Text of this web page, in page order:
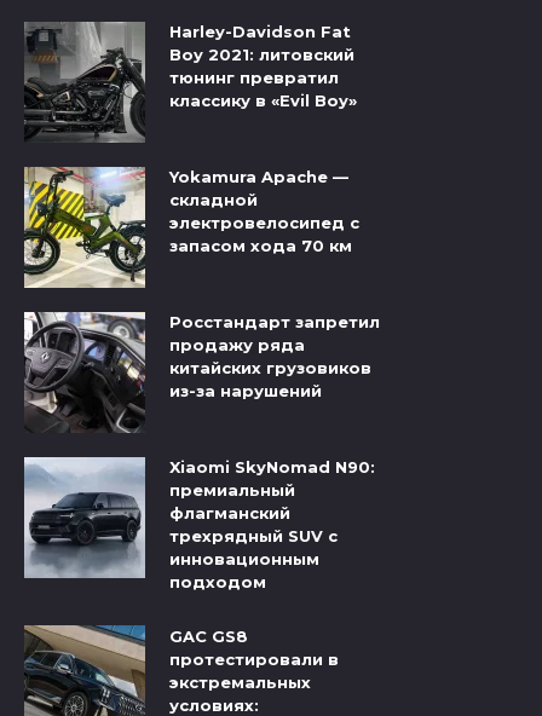
Harley-Davidson Fat
Boy 2021: литовский
тюнинг превратил
классику в «Evil Boy»
Yokamura Apache —
складной
электровелосипед с
запасом хода 70 км
Росстандарт запретил
продажу ряда
китайских грузовиков
из-за нарушений
Xiaomi SkyNomad N90:
премиальный
флагманский
трехрядный SUV с
инновационным
подходом
GAC GS8
протестировали в
экстремальных
условиях: